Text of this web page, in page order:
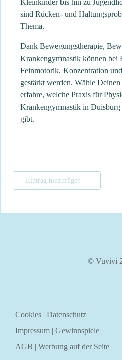
sind Rücken- und
Thema.
Dank Bewegungstherapie,
Krankengymnastik können bei
Feinmotorik, Konzentration
gestärkt werden. Wähle
erfahre, welche Praxis für
Krankengymnastik in
gibt.
Eintrag hinzufügen
© Vuvivi
Cookies | Datenschutz
Impressum | Gewinnspiele
AGB | Werbung auf der Seite